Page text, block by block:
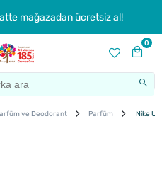
mağazadan ücretsiz al!
0
ve Deodorant Parfüm Nike